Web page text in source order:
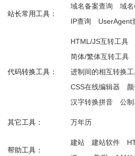
站长常用工具：
域名备案查询 域
IP查询
UserAgent
代码转换工具：
HTML/JS互转工具
简体/繁体互转工具
进制间的相互转换
CSS在线编辑器
汉字转换拼音
公
其它工具： 万年历
帮助工具：
建站 建站软件